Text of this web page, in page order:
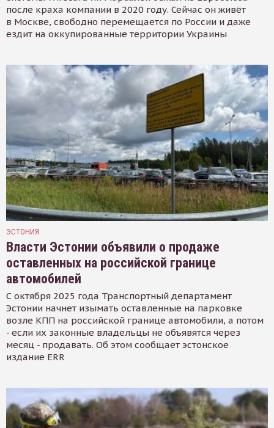
после краха компании в 2020 году. Сейчас он живёт
в Москве, свободно перемещается по России и даже
ездит на оккупированные территории Украины
ЭСТОНИЯ
Власти Эстонии объявили о продаже
оставленных на российской границе
автомобилей
С октября 2025 года Транспортный департамент
Эстонии начнет изымать оставленные на парковке
возле КПП на российской границе автомобили, а потом
- если их законные владельцы не объявятся через
месяц - продавать. Об этом сообщает эстонское
издание ERR